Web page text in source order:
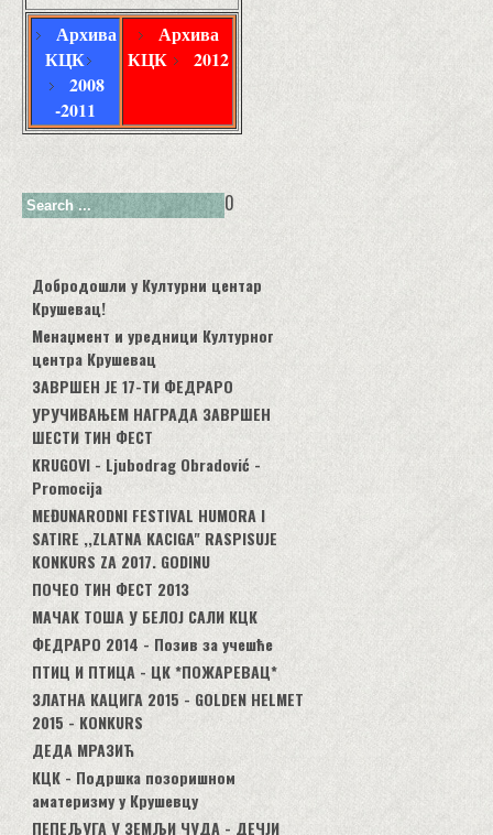
Архива
КЦК
2008
-2011
Архива
КЦК
2012
0
Добродошли у Културни центар
Крушевац!
Менаџмент и уредници Културног
центра Крушевац
ЗАВРШЕН ЈЕ 17-ТИ ФЕДРАРО
УРУЧИВАЊЕМ НАГРАДА ЗАВРШЕН
ШЕСТИ ТИН ФЕСТ
KRUGOVI - Ljubodrag Obradović -
Promocija
MEĐUNARODNI FESTIVAL HUMORA I
SATIRE ,,ZLATNA KACIGA" RASPISUJE
KONKURS ZA 2017. GODINU
ПОЧЕО ТИН ФЕСТ 2013
МАЧАК ТОША У БЕЛОЈ САЛИ КЦК
ФЕДРАРО 2014 - Позив за учешће
ПТИЦ И ПТИЦА - ЦК *ПОЖАРЕВАЦ*
ЗЛАТНА КАЦИГА 2015 - GOLDEN HELMET
2015 - KONKURS
ДЕДА МРАЗИЋ
КЦК - Подршка позоришном
аматеризму у Крушевцу
ПЕПЕЉУГА У ЗЕМЉИ ЧУДА - ДЕЧЈИ